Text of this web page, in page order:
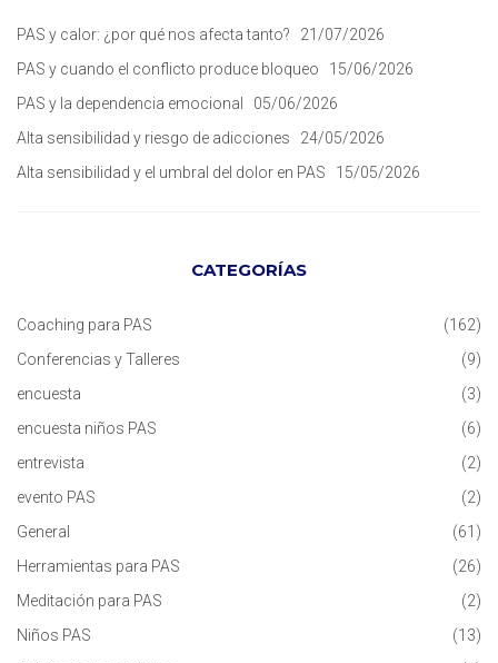
PAS y calor: ¿por qué nos afecta tanto?
21/07/2026
PAS y cuando el conflicto produce bloqueo
15/06/2026
PAS y la dependencia emocional
05/06/2026
Alta sensibilidad y riesgo de adicciones
24/05/2026
Alta sensibilidad y el umbral del dolor en PAS
15/05/2026
CATEGORÍAS
Coaching para PAS
(162)
Conferencias y Talleres
(9)
encuesta
(3)
encuesta niños PAS
(6)
entrevista
(2)
evento PAS
(2)
General
(61)
Herramientas para PAS
(26)
Meditación para PAS
(2)
Niños PAS
(13)